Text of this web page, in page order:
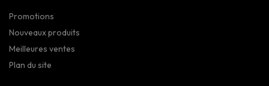
Promotions
Nouveaux produits
Meilleures ventes
Plan du site